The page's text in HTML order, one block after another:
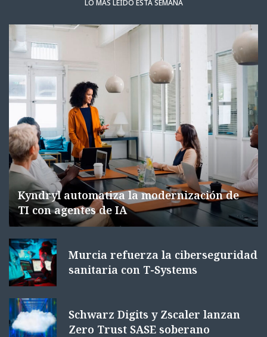
LO MÁS LEÍDO ESTA SEMANA
Kyndryl automatiza la modernización de
TI con agentes de IA
Murcia refuerza la ciberseguridad
sanitaria con T-Systems
Schwarz Digits y Zscaler lanzan
Zero Trust SASE soberano